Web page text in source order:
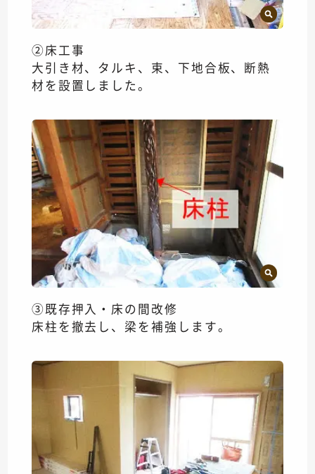
②床工事
大引き材、タルキ、束、下地合板、断熱
材を設置しました。
③既存押入・床の間改修
床柱を撤去し、梁を補強します。